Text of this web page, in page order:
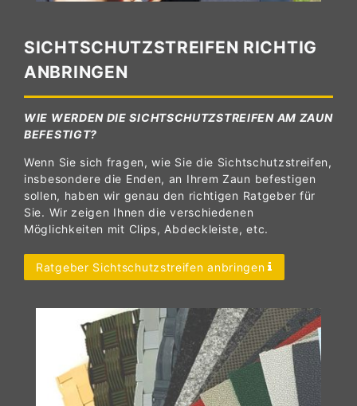
SICHTSCHUTZSTREIFEN RICHTIG
ANBRINGEN
WIE WERDEN DIE SICHTSCHUTZSTREIFEN AM ZAUN
BEFESTIGT?
Wenn Sie sich fragen, wie Sie die Sichtschutzstreifen,
insbesondere die Enden, an Ihrem Zaun befestigen
sollen, haben wir genau den richtigen Ratgeber für
Sie. Wir zeigen Ihnen die verschiedenen
Möglichkeiten mit Clips, Abdeckleiste, etc.
Ratgeber Sichtschutzstreifen anbringen